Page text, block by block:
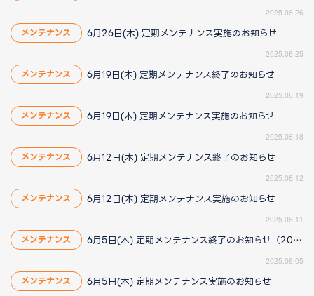
2025.06.26
メンテナンス 6月26日(木) 定期メンテナンス実施のお知らせ
2025.06.25
メンテナンス 6月19日(木) 定期メンテナンス終了のお知らせ
2025.06.19
メンテナンス 6月19日(木) 定期メンテナンス実施のお知らせ
2025.06.18
メンテナンス 6月12日(木) 定期メンテナンス終了のお知らせ
2025.06.12
メンテナンス 6月12日(木) 定期メンテナンス実施のお知らせ
2025.06.11
メンテナンス 6月5日(木) 定期メンテナンス終了のお知らせ（2025/6/9 14:20更新）
2025.06.05
メンテナンス 6月5日(木) 定期メンテナンス実施のお知らせ